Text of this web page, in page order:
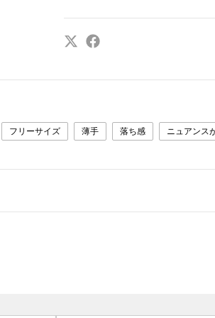
フリーサイズ 薄手 落ち感 ニュアンス